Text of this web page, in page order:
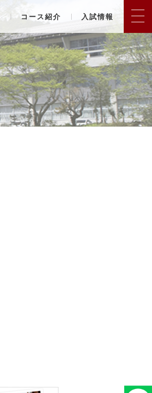
コース紹介 入試情報